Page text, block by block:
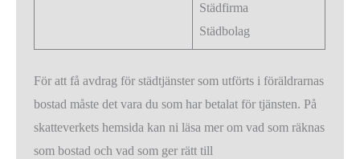
Städfirma
Städbolag
För att få avdrag för städtjänster som utförts i föräldrarnas
bostad måste det vara du som har betalat för tjänsten. På
skatteverkets hemsida kan ni läsa mer om vad som räknas
som bostad och vad som ger rätt till